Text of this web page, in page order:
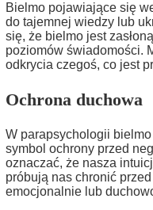
Bielmo pojawiające się
do tajemnej wiedzy lub
się, że bielmo jest
poziomów świadomości.
odkrycia czegoś, co jest
Ochrona duchowa
W parapsychologii
symbol ochrony przed
oznaczać, że nasza
próbują nas chronić
emocjonalnie lub